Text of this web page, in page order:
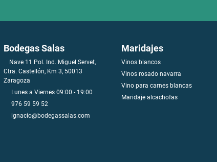
Bodegas Salas
Nave 11 Pol. Ind. Miguel Servet,
Ctra. Castellón, Km 3, 50013
Zaragoza
Lunes a Viernes 09:00 - 19:00
976 59 59 52
ignacio@bodegassalas.com
Maridajes
Vinos blancos
Vinos rosado navarra
Vino para carnes blancas
Maridaje alcachofas